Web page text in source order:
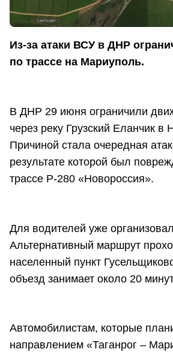
Из-за атаки ВСУ в ДНР
по трассе на Мариуполь.
В ДНР 29 июня ограничили
через реку Грузский Еланчик в
Причиной стала очередная
результате которой был
трассе Р-280 «Новороссия».
Для водителей уже
Альтернативный маршрут
населенный пункт
объезд занимает около 20
Автомобилистам, которые
направлением «Таганрог –